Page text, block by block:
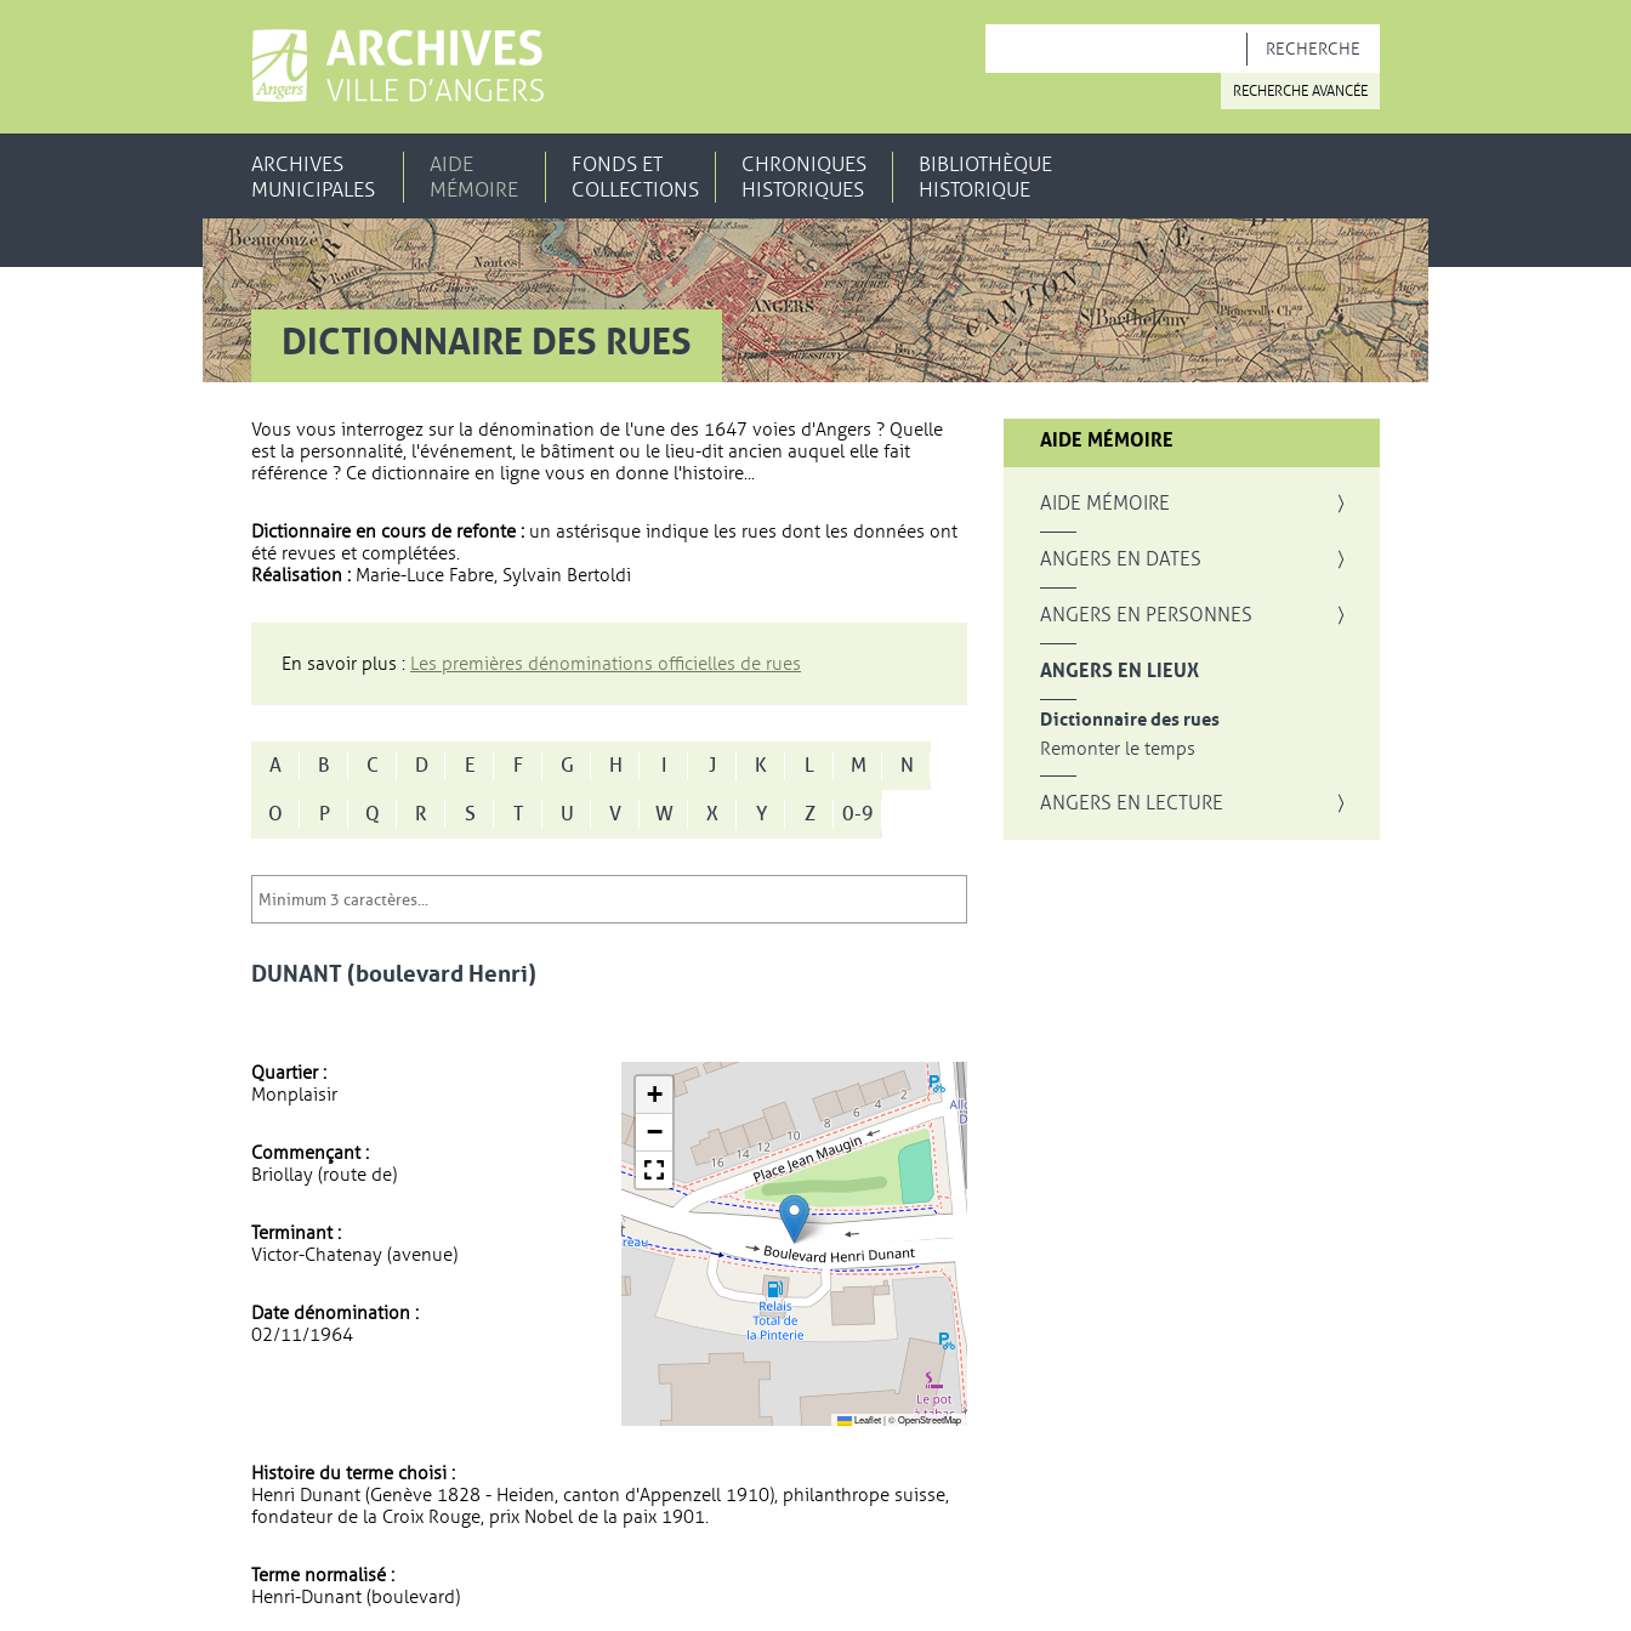
RECHERCHE AVANCÉE
ARCHIVES
MUNICIPALES
AIDE
MÉMOIRE
FONDS ET
COLLECTIONS
CHRONIQUES
HISTORIQUES
BIBLIOTHÈQUE
HISTORIQUE
DICTIONNAIRE DES RUES
Vous vous interrogez sur la dénomination de l'une des 1647 voies d'Angers ? Quelle
est la personnalité, l'événement, le bâtiment ou le lieu-dit ancien auquel elle fait
référence ? Ce dictionnaire en ligne vous en donne l'histoire...
Dictionnaire en cours de refonte : un astérisque indique les rues dont les données ont
été revues et complétées.
Réalisation : Marie-Luce Fabre, Sylvain Bertoldi
En savoir plus : Les premières dénominations officielles de rues
A B C D E F G H I J K L M
N
O
P Q R S T U V W X Y Z 0-9
DUNANT (boulevard Henri)
Quartier :
Monplaisir
Commençant :
Briollay (route de)
Terminant :
Victor-Chatenay (avenue)
Date dénomination :
02/11/1964
+
−
Leaflet|©OpenStreetMap
Histoire du terme choisi :
Henri Dunant (Genève 1828 - Heiden, canton d'Appenzell 1910), philanthrope suisse,
fondateur de la Croix Rouge, prix Nobel de la paix 1901.
Terme normalisé :
Henri-Dunant (boulevard)
AIDE MÉMOIRE
AIDE MÉMOIRE
ANGERS EN DATES
ANGERS EN PERSONNES
ANGERS EN LIEUX
Dictionnaire des rues
Remonter le temps
ANGERS EN LECTURE